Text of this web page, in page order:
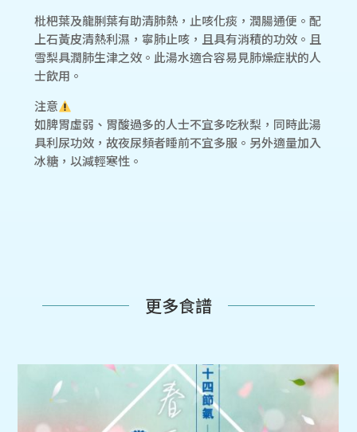
枇杷葉及龍脷葉有助清肺熱，止咳化痰，潤腸通便。配
上石黃皮清熱利濕，寧肺止咳，且具有消積的功效。且
雪梨具潤肺生津之效。此湯水適合容易見肺燥症狀的人
士飲用。
注意
如脾胃虛弱、胃酸過多的人士不宜多吃秋梨，同時此湯
具利尿功效，故夜尿頻者睡前不宜多服。另外適量加入
冰糖，以減輕寒性。
更多食譜